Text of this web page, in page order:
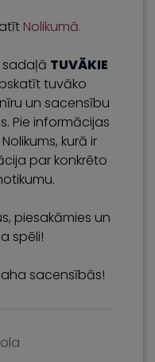
Nolikumā.
sadaļā TUVĀKIE
tuvāko
un sacensību
Pie informācijas
kurā ir
par konkrēto
piesakāmies un
spēli!
sacensībās!